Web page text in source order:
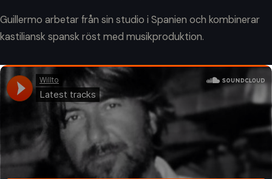
Guillermo arbetar från sin studio i Spanien och kombinerar
kastiliansk spansk röst med musikproduktion.